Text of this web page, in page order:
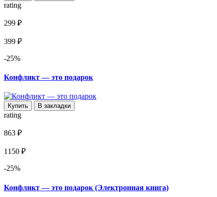
rating
299 ₽
399 ₽
-25%
Конфликт — это подарок
Купить В закладки
rating
863 ₽
1150 ₽
-25%
Конфликт — это подарок (Электронная книга)